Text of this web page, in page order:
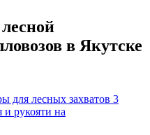
в Якутске
для лесных захватов 3
рукояти на